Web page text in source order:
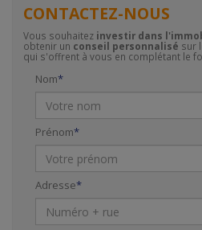
CONTACTEZ-NOUS
Vous souhaitez investir dans
obtenir un conseil personnalisé sur
qui s'offrent à vous en complétant le
Nom
Prénom
Adresse